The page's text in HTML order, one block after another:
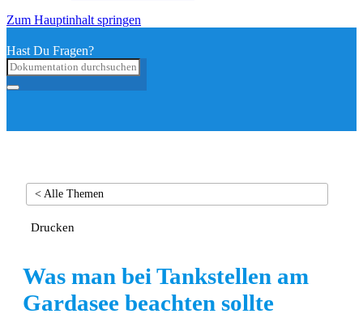
Zum Hauptinhalt springen
Hast Du Fragen?
< Alle Themen
Drucken
Was man bei Tankstellen am
Gardasee beachten sollte